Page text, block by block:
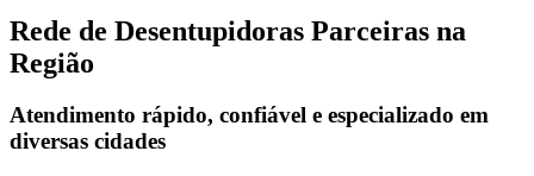
Rede de Desentupidoras Parceiras na
Região
Atendimento rápido, confiável e especializado em
diversas cidades